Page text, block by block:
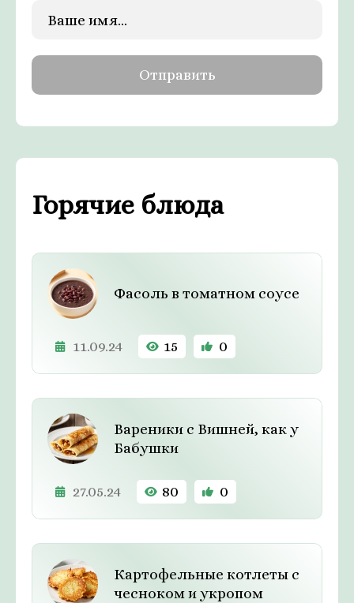
Горячие блюда
Фасоль в томатном соусе
11.09.24 15 0
Вареники с Вишней, как у
Бабушки
27.05.24 80 0
Картофельные котлеты с
чесноком и укропом